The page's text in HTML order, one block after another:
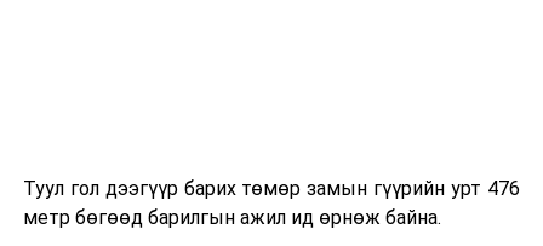
аюулгүй байдалд нөлөөлсөн гэж тайлбарлажээ.
Туул гол дээгүүр барих төмөр замын гүүрийн урт 476
метр бөгөөд барилгын ажил ид өрнөж байна.